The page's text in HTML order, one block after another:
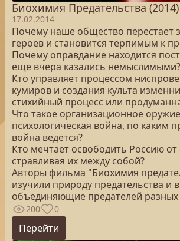
Биохимия Предательства (2014)
17.02.2014
Почему наше общество перестает
героев и становится терпимым к
Почему оправдание находится
еще вчера казались немыслимыми?
Кто управляет процессом
кумиров и создания культа
стихийный процесс или
Что такое организационное
психологическая война, по каким
война ведется?
Кто мечтает освободить Россию от
стравливая их между собой?
Авторы фильма "Биохимия
изучили природу предательства и
объединяющие предателей разных
200 0
Перейти